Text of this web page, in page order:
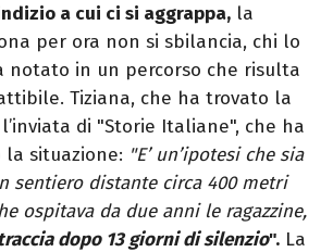
a cui ci si aggrappa, la
per ora non si sbilancia, chi lo
notato in un percorso che risulta
Tiziana, che ha trovato la
di "Storie Italiane", che ha
situazione: "E’ un’ipotesi che sia
sentiero distante circa 400 metri
ospitava da due anni le ragazzine,
dopo 13 giorni di silenzio". La